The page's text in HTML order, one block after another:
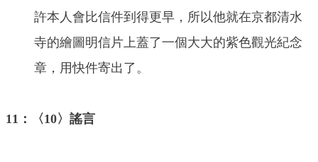
許本人會比信件到得更早，所以他就在京都清水
寺的繪圖明信片上蓋了一個大大的紫色觀光紀念
章，用快件寄出了。
11：〈10〉謠言